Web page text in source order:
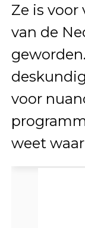
Ze is voor
van de
voor
weet